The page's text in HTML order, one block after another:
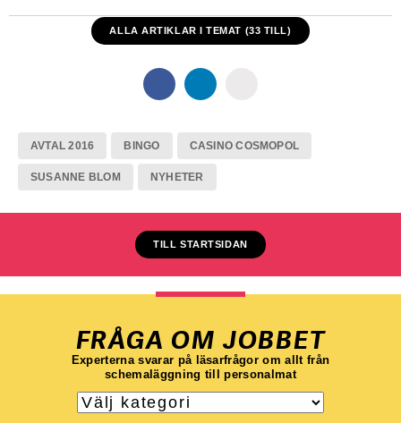
ALLA ARTIKLAR I TEMAT (33 TILL)
AVTAL 2016 BINGO CASINO COSMOPOL
SUSANNE BLOM NYHETER
TILL STARTSIDAN
FRÅGA OM JOBBET
Experterna svarar på läsarfrågor om allt från
schemaläggning till personalmat